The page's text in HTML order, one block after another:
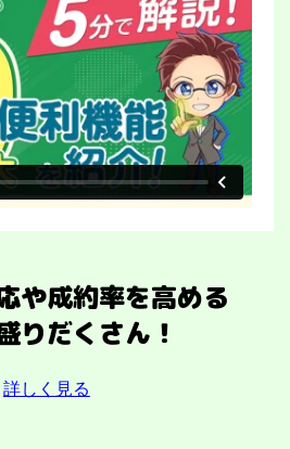
や成約率を高める
りだくさん！
詳しく見る